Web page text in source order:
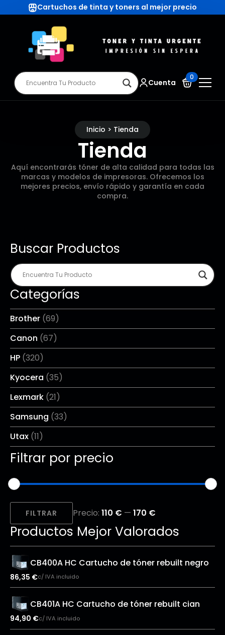
Cartuchos de tinta y toners al mejor precio
Cuenta
0
Inicio > Tienda
Tienda
Aquí encontrarás tóner de alta calidad para todas las
marcas y modelos de impresoras. Ofrecemos los
mejores precios, envío rápido y garantía en cada
compra.
Buscar Productos
Categorías
Brother (69)
Canon (67)
HP (320)
Kyocera (35)
Lexmark (21)
Samsung (33)
Utax (11)
Filtrar por precio
Precio
mínimo
Precio
máximo
FILTRAR Precio: 110 € — 170 €
Productos Mejor Valorados
CB400A HC Cartucho de tóner rebuilt negro
86,35 €c/ IVA incluido
CB401A HC Cartucho de tóner rebuilt cian
94,90 €c/ IVA incluido